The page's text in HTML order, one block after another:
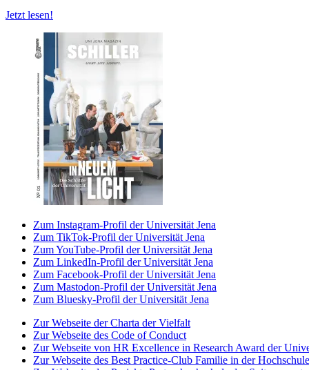
Jetzt lesen!
Zum Instagram-Profil der Universität Jena
Zum TikTok-Profil der Universität Jena
Zum YouTube-Profil der Universität Jena
Zum LinkedIn-Profil der Universität Jena
Zum Facebook-Profil der Universität Jena
Zum Mastodon-Profil der Universität Jena
Zum Bluesky-Profil der Universität Jena
Zur Webseite der Charta der Vielfalt
Zur Webseite des Code of Conduct
Zur Webseite von HR Excellence in Research Award der
Zur Webseite des Best Practice-Club Familie in der Hochschule